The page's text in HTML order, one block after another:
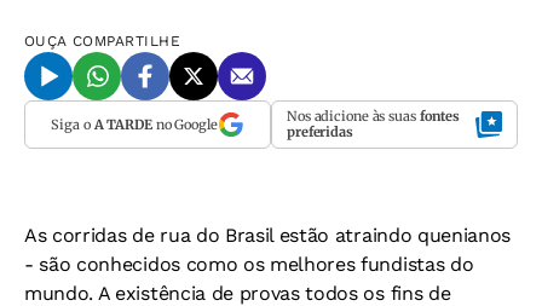
OUÇA COMPARTILHE
Siga o A TARDEno Google Nos adicione às suas fontes
preferidas
As corridas de rua do Brasil estão atraindo quenianos
- são conhecidos como os melhores fundistas do
mundo. A existência de provas todos os fins de